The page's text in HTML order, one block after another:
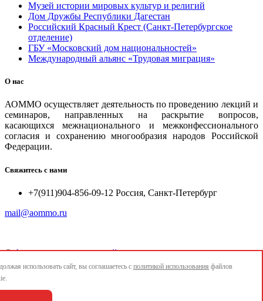
Музей истории мировых культур и религий
Дом Дружбы Республики Дагестан
Российский Красный Крест (Санкт-Петербургское
отделение)
ГБУ «Московский дом национальностей»
Международный альянс «Трудовая миграция»
О нас
АОММО осуществляет деятельность по проведению лекций и
семинаров, направленных на раскрытие вопросов,
касающихся межнационального и межконфессионального
согласия и сохранению многообразия народов Российской
Федерации.
Свяжитесь с нами
+7(911)904-856-09-12 Россия, Санкт-Петербург
mail@aommo.ru
© Ассоциация организаций по реализации национальных
проектов и достижению национальных целей развития
mail@aommo.ru
использовать сайт, вы соглашаетесь с политикой использования файлов